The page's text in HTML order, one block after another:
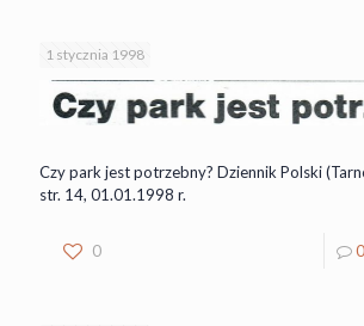
1 stycznia 1998
Czy park jest potrzebny? Dziennik Polski
str. 14, 01.01.1998 r.
0 0